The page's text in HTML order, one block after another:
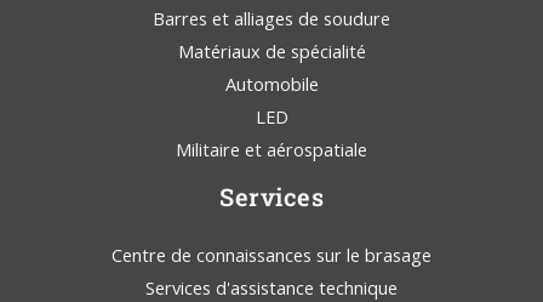
Barres et alliages de soudure
Matériaux de spécialité
Automobile
LED
Militaire et aérospatiale
Services
Centre de connaissances sur le brasage
Services d'assistance technique